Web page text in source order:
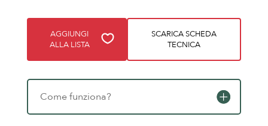
AGGIUNGI
ALLA LISTA
SCARICA SCHEDA
TECNICA
Come funziona?